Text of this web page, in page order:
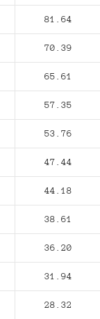
81.64
70.39
65.61
57.35
53.76
47.44
44.18
38.61
36.20
31.94
28.32